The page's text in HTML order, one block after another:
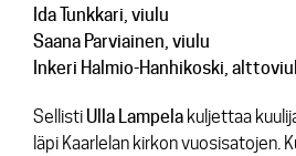
Ida Tunkkari, viulu
Saana Parviainen, viulu
Inkeri Halmio-Hanhikoski,
Sellisti Ulla Lampela kuljettaa
läpi Kaarlelan kirkon vuosisatojen.